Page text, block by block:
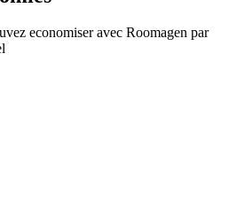
economiser avec Roomagen par